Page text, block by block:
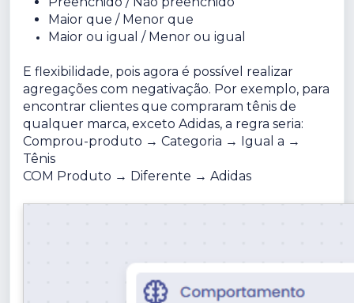
Maior que / Menor que
Maior ou igual / Menor ou igual
E flexibilidade, pois agora é possível realizar
agregações com negativação. Por exemplo, para
encontrar clientes que compraram tênis de
qualquer marca, exceto Adidas, a regra seria:
Comprou-produto → Categoria → Igual a →
Tênis
COM Produto → Diferente → Adidas